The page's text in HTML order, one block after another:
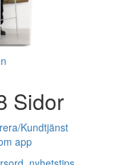
Sidor
Kundtjänst
app